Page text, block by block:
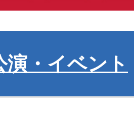
演・イベント